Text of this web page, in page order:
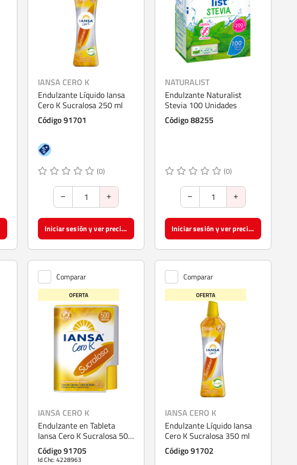
IANSA CERO K
Endulzante Líquido Iansa
Cero K Sucralosa 250 ml
Código 91701
(0)
Iniciar sesión y ver precios
NATURALIST
Endulzante Naturalist
Stevia 100 Unidades
Código 88255
(0)
Iniciar sesión y ver precios
Comparar
IANSA CERO K
Endulzante en Tableta
Iansa Cero K Sucralosa 500
Tabletas
Código 91705
Id Chc: 4228963
Comparar
IANSA CERO K
Endulzante Líquido Iansa
Cero K Sucralosa 350 ml
Código 91702